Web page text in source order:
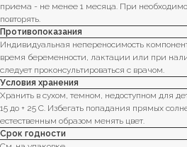
приема - не менее 1 месяца. При
повторять.
Противопоказания
Индивидуальная непереносимость
время беременности, лактации или при
следует проконсультироваться с врачом.
Условия хранения
Хранить в сухом, темном, недоступном для
15 до + 25 C. Избегать попадания прямых
естественным образом менять цвет.
Срок годности